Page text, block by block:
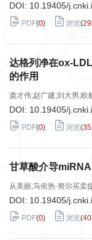
DOI: 10.19405/
PDF(0) 浏览(
达格列净在ox-
的作用
龚才伟;赵广建;刘大男;欧
DOI: 10.19405/
PDF(0) 浏览(
甘草酸介导
从美丽;马依热·努尔买卖
DOI: 10.19405/
PDF(0) 浏览(